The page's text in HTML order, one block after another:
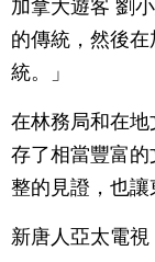
加拿大遊客 劉
的傳統，然後
統。」
在林務局和在
存了相當豐富
整的見證，也讓
新唐人亞太電